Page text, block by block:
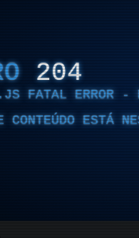
204
FATAL ERROR -
CONTEÚDO ESTÁ